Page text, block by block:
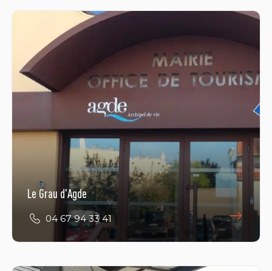
Le Grau d'Agde
04 67 94 33 41
04 67 94 33 41
E-Mail
2 Quai Antoine Fonquerle
34300 LE GRAU D'AGDE